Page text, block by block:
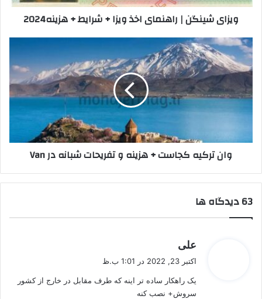
+
هزینه2024ویزای شینگن | راهنمای اخذ ویزا + شرایط + هزینه2024
وان
ترکیه
کجاست
هزینه
تفریحات
در
وان ترکیه کجاست + هزینه و تفریحات شبانه در Van
‫63 دیدگاه ها
علی
ف
:
اکتبر 23, 2022 در 1:01 ب.ظ
یک راهکار ساده تر اینه که طرف مقابل در خارج از کشور
سروش+ نصب کنه